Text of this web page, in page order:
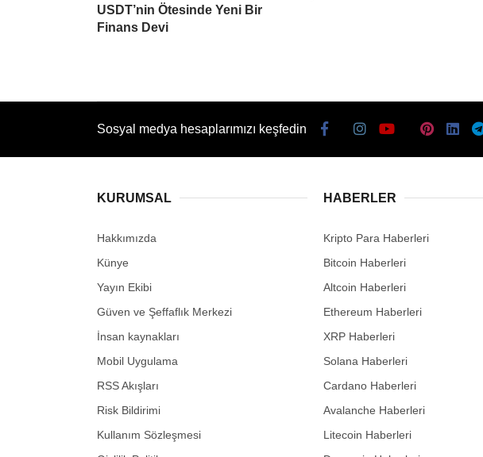
USDT’nin Ötesinde Yeni Bir
Finans Devi
Sosyal medya hesaplarımızı keşfedin
KURUMSAL
Hakkımızda
Künye
Yayın Ekibi
Güven ve Şeffaflık Merkezi
İnsan kaynakları
Mobil Uygulama
RSS Akışları
Risk Bildirimi
Kullanım Sözleşmesi
HABERLER
Kripto Para Haberleri
Bitcoin Haberleri
Altcoin Haberleri
Ethereum Haberleri
XRP Haberleri
Solana Haberleri
Cardano Haberleri
Avalanche Haberleri
Litecoin Haberleri